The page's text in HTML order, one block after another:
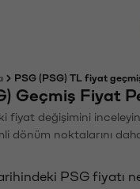
PSG (PSG) TL fiyat
Geçmiş Fiyat
fiyat değişimini
dönüm noktalarını
PSG fiyatı